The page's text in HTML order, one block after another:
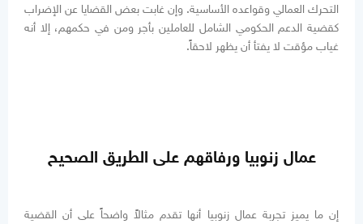
التحرك العمالي وقواعده الأساسية. وإن غابت بعض القضايا عن الإضراب
كقضية الدعم الحكومي الشامل للعاملين بأجر ومن في حكمهم، إلا أنه
غياب مؤقت لا يفتأ أن يظهر لاحقاً.
عمال زنوبيا ورفاقهم على الطريق الصحيح
إن ما يميز تجربة عمال زنوبيا أنها تقدم مثالاً واضحاً على أن القضية